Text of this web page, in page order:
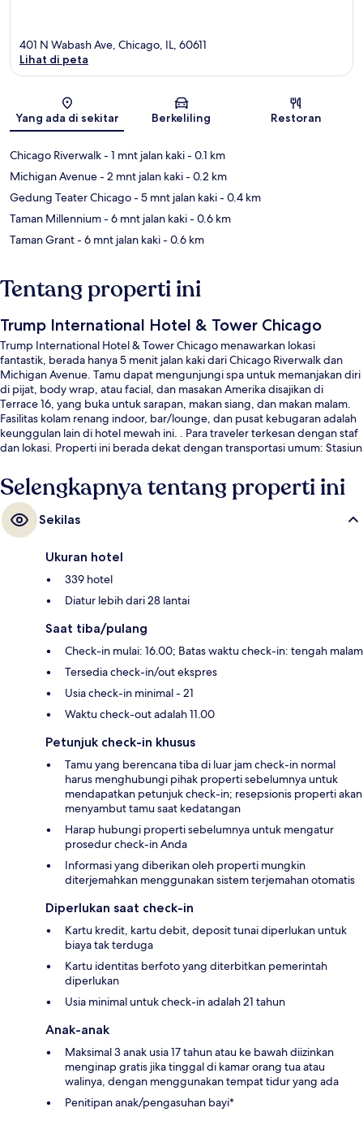
Peta
401 N Wabash Ave, Chicago, IL, 60611
Lihat di peta
Yang ada di sekitar Berkeliling Restoran
Chicago Riverwalk- 1 mnt jalan kaki- 0.1 km
Michigan Avenue- 2 mnt jalan kaki- 0.2 km
Gedung Teater Chicago- 5 mnt jalan kaki- 0.4 km
Taman Millennium- 6 mnt jalan kaki- 0.6 km
Taman Grant- 6 mnt jalan kaki- 0.6 km
Tentang properti ini
Trump International Hotel & Tower Chicago
Trump International Hotel & Tower Chicago menawarkan lokasi
fantastik, berada hanya 5 menit jalan kaki dari Chicago Riverwalk dan
Michigan Avenue. Tamu dapat mengunjungi spa untuk memanjakan diri
di pijat, body wrap, atau facial, dan masakan Amerika disajikan di
Terrace 16, yang buka untuk sarapan, makan siang, dan makan malam.
Fasilitas kolam renang indoor, bar/lounge, dan pusat kebugaran adalah
keunggulan lain di hotel mewah ini. . Para traveler terkesan dengan staf
dan lokasi. Properti ini berada dekat dengan transportasi umum: Stasiun
Selengkapnya tentang properti ini
Sekilas
Ukuran hotel
339 hotel
Diatur lebih dari 28 lantai
Saat tiba/pulang
Check-in mulai: 16.00; Batas waktu check-in: tengah malam
Tersedia check-in/out ekspres
Usia check-in minimal - 21
Waktu check-out adalah 11.00
Petunjuk check-in khusus
Tamu yang berencana tiba di luar jam check-in normal
harus menghubungi pihak properti sebelumnya untuk
mendapatkan petunjuk check-in; resepsionis properti akan
menyambut tamu saat kedatangan
Harap hubungi properti sebelumnya untuk mengatur
prosedur check-in Anda
Informasi yang diberikan oleh properti mungkin
diterjemahkan menggunakan sistem terjemahan otomatis
Diperlukan saat check-in
Kartu kredit, kartu debit, deposit tunai diperlukan untuk
biaya tak terduga
Kartu identitas berfoto yang diterbitkan pemerintah
diperlukan
Usia minimal untuk check-in adalah 21 tahun
Anak-anak
Maksimal 3 anak usia 17 tahun atau ke bawah diizinkan
menginap gratis jika tinggal di kamar orang tua atau
walinya, dengan menggunakan tempat tidur yang ada
Penitipan anak/pengasuhan bayi*